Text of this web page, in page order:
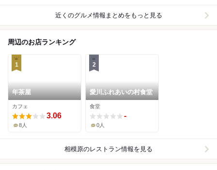
近くのグルメ情報まとめをもっと見る
周辺のお店ランキング
1
年茶屋
カフェ
3.06
8人
2
愛川ふれあいの村食堂
食堂
-
0人
相模原のレストラン情報を見る